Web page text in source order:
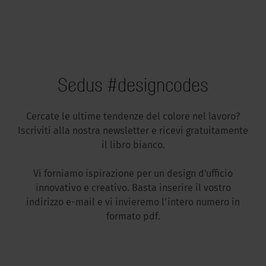
Sedus #designcodes
Cercate le ultime tendenze del colore nel lavoro?
Iscriviti alla nostra newsletter e ricevi gratuitamente
il libro bianco.
Vi forniamo ispirazione per un design d'ufficio
innovativo e creativo. Basta inserire il vostro
indirizzo e-mail e vi invieremo l'intero numero in
formato pdf.